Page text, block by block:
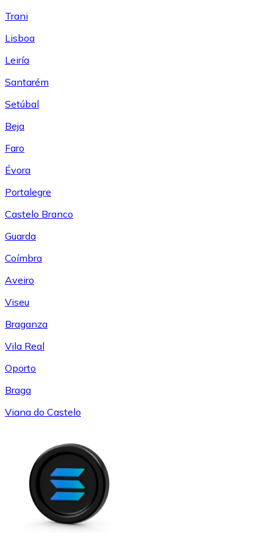
Trani
Lisboa
Leiría
Santarém
Setúbal
Beja
Faro
Évora
Portalegre
Castelo Branco
Guarda
Coímbra
Aveiro
Viseu
Braganza
Vila Real
Oporto
Braga
Viana do Castelo